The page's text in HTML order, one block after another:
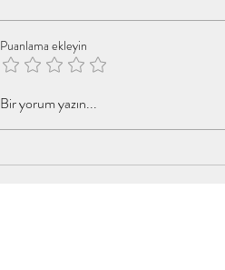
Puanlama ekleyin
Bir yorum yazın...